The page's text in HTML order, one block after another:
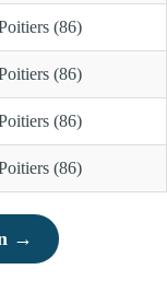
(86)
(86)
(86)
(86)
→